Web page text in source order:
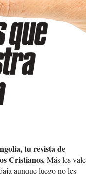
tu revista de
Cristianos.Más les vale
aunque luego no les